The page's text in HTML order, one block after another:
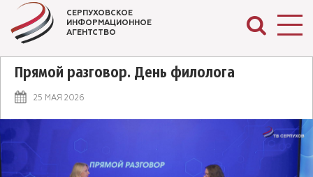
СЕРПУХОВСКОЕ
ИНФОРМАЦИОННОЕ
АГЕНТСТВО
Прямой разговор. День филолога
25 МАЯ 2026